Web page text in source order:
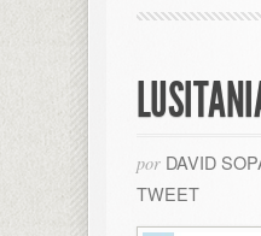
por DAVID
TWEET